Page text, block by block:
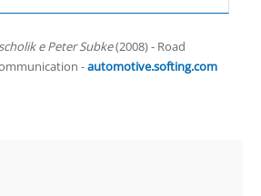
e Peter Subke(2008) - Road
-automotive.softing.com